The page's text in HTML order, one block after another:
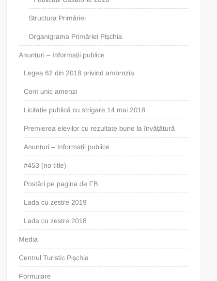
Structura Primăriei
Organigrama Primăriei Pișchia
Anunțuri – Informații publice
Legea 62 din 2018 privind ambrozia
Cont unic amenzi
Licitație publică cu strigare 14 mai 2018
Premierea elevilor cu rezultate bune la învățătură
Anunțuri – Informații publice
#453 (no title)
Postări pe pagina de FB
Lada cu zestre 2019
Lada cu zestre 2018
Media
Centrul Turistic Pișchia
Formulare